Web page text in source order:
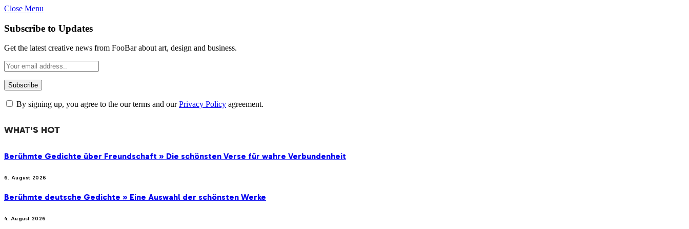
Close Menu
Subscribe to Updates
Get the latest creative news from FooBar about art, design and business.
By signing up, you agree to the our terms and ourPrivacy Policy agreement.
WHAT'S HOT
Berühmte Gedichte über Freundschaft » Die schönsten Verse für wahre Verbundenheit
6. August 2026
Berühmte deutsche Gedichte » Eine Auswahl der schönsten Werke
4. August 2026